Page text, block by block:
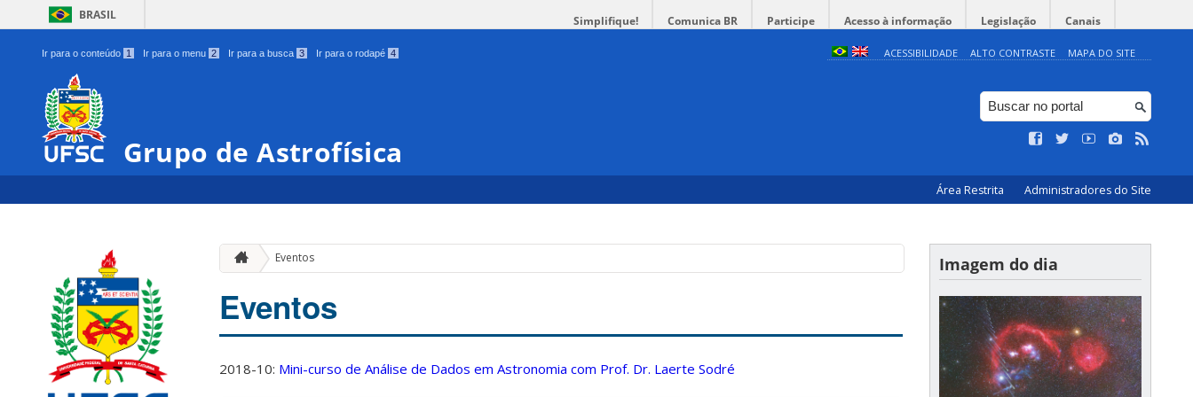
BRASIL Simplifique! Comunica BR Participe Acesso à informação Legislação Canais
Ir para o conteúdo 1 Ir para o menu 2 Ir para a busca 3 Ir para o rodapé 4 ACESSIBILIDADE ALTO CONTRASTE MAPA DO SITE
Grupo de Astrofísica
Área Restrita Administradores do Site
Eventos
Eventos
2018-10: Mini-curso de Análise de Dados em Astronomia com Prof. Dr. Laerte Sodré
Imagem do dia